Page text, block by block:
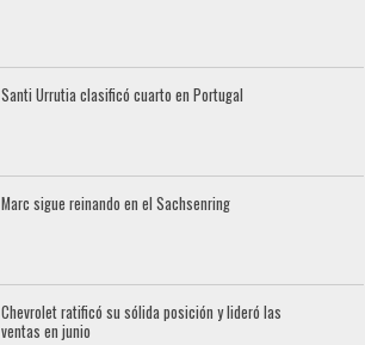
Santi Urrutia clasificó cuarto en Portugal
Marc sigue reinando en el Sachsenring
Chevrolet ratificó su sólida posición y lideró las
ventas en junio